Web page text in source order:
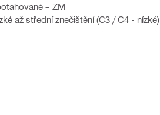
– ZM
až střední znečištění (C3 / C4 - nízké)